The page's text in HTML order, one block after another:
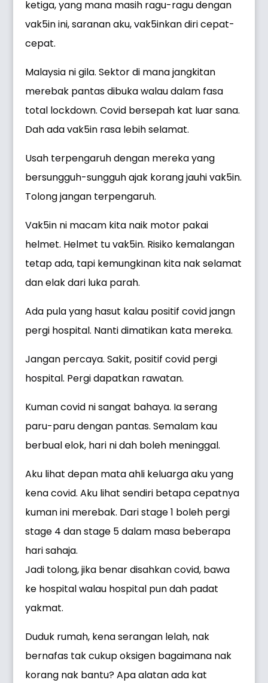
ketiga, yang mana masih ragu-ragu dengan
vak5in ini, saranan aku, vak5inkan diri cepat-
cepat.
Malaysia ni gila. Sektor di mana jangkitan
merebak pantas dibuka walau dalam fasa
total lockdown. Covid bersepah kat luar sana.
Dah ada vak5in rasa lebih selamat.
Usah terpengaruh dengan mereka yang
bersungguh-sungguh ajak korang jauhi vak5in.
Tolong jangan terpengaruh.
Vak5in ni macam kita naik motor pakai
helmet. Helmet tu vak5in. Risiko kemalangan
tetap ada, tapi kemungkinan kita nak selamat
dan elak dari luka parah.
Ada pula yang hasut kalau positif covid jangn
pergi hospital. Nanti dimatikan kata mereka.
Jangan percaya. Sakit, positif covid pergi
hospital. Pergi dapatkan rawatan.
Kuman covid ni sangat bahaya. Ia serang
paru-paru dengan pantas. Semalam kau
berbual elok, hari ni dah boleh meninggal.
Aku lihat depan mata ahli keluarga aku yang
kena covid. Aku lihat sendiri betapa cepatnya
kuman ini merebak. Dari stage 1 boleh pergi
stage 4 dan stage 5 dalam masa beberapa
hari sahaja.
Jadi tolong, jika benar disahkan covid, bawa
ke hospital walau hospital pun dah padat
yakmat.
Duduk rumah, kena serangan lelah, nak
bernafas tak cukup oksigen bagaimana nak
korang nak bantu? Apa alatan ada kat